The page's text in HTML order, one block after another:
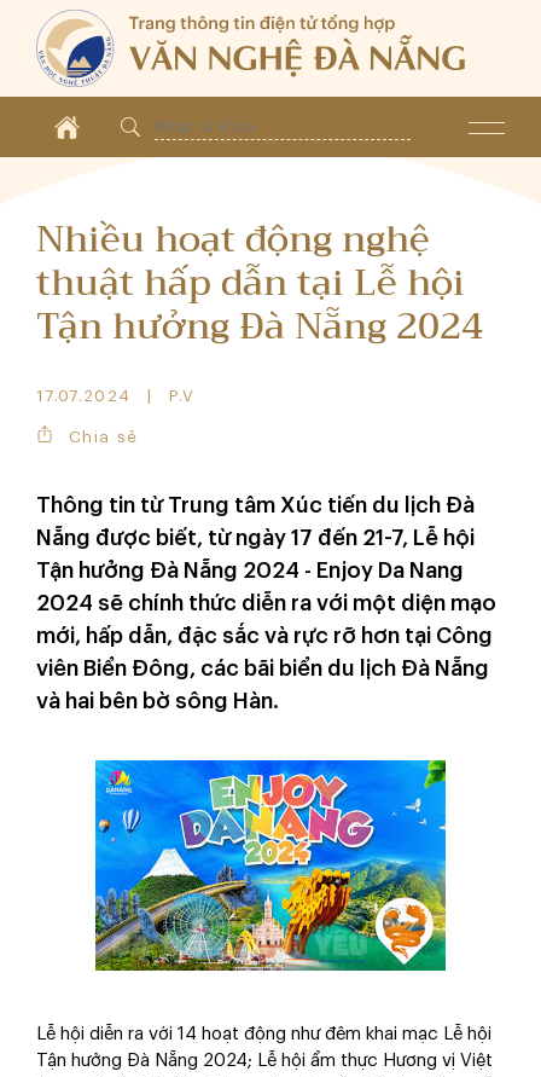
Nhiều hoạt động nghệ
thuật hấp dẫn tại Lễ hội
Tận hưởng Đà Nẵng 2024
17.07.2024 P.V
Chia sẻ
Thông tin từ Trung tâm Xúc tiến du lịch Đà
Nẵng được biết, từ ngày 17 đến 21-7, Lễ hội
Tận hưởng Đà Nẵng 2024 - Enjoy Da Nang
2024 sẽ chính thức diễn ra với một diện mạo
mới, hấp dẫn, đặc sắc và rực rỡ hơn tại Công
viên Biển Đông, các bãi biển du lịch Đà Nẵng
và hai bên bờ sông Hàn.
Lễ hội diễn ra với 14 hoạt động như đêm khai mạc Lễ hội
Tận hưởng Đà Nẵng 2024; Lễ hội ẩm thực Hương vị Việt